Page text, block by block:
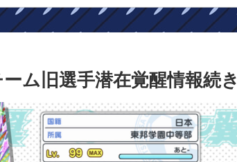
ム旧選手潜在覚醒情報続き